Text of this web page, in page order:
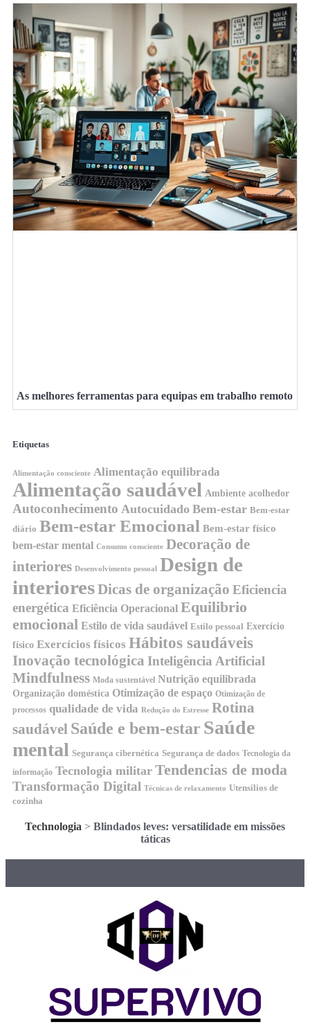
As melhores ferramentas para equipas em trabalho remoto
Etiquetas
Alimentação consciente Alimentação equilibrada
Alimentação saudável Ambiente acolhedor
Autoconhecimento Autocuidado Bem-estar Bem-estar
diário Bem-estar Emocional Bem-estar físico
bem-estar mental Consumo consciente Decoração de
interiores Desenvolvimento pessoal
Design de
interioresDicas de organização Eficiencia
energética Eficiência Operacional Equilibrio
emocional Estilo de vida saudável Estilo pessoal Exercício
físico Exercícios físicos Hábitos saudáveis
Inovação tecnológica Inteligência Artificial
Mindfulness Moda sustentável Nutrição equilibrada
Organização doméstica Otimização de espaço Otimização de
processos qualidade de vida Redução do Estresse Rotina
saudável Saúde e bem-estar Saúde
mental Segurança cibernética Segurança de dados Tecnologia da
informação Tecnologia militar Tendencias de moda
Transformação Digital Técnicas de relaxamento Utensílios de
cozinha
Technologia > Blindados leves: versatilidade em missões
táticas